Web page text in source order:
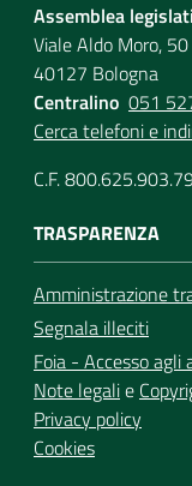
Assemblea
Viale Aldo Moro, 50
40127 Bologna
Centralino 051
Cerca telefoni e
C.F. 800.625.903.79
TRASPARENZA
Amministrazione
Segnala illeciti
Foia - Accesso agli
Note legalie
Privacy policy
Cookies